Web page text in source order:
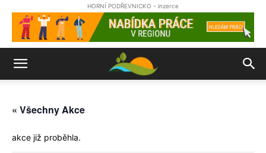
HORNÍ PODŘEVNICKO - inzerce
« Všechny Akce
akce již proběhla.